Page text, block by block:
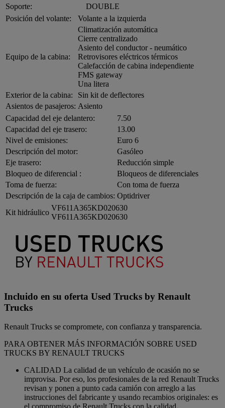
Soporte:
DOUBLE
Posición del volante:
Volante a la izquierda
Equipo de la cabina:
Climatización automática
Cierre centralizado
Asiento del conductor - neumático
Retrovisores eléctricos térmicos
Calefacción de cabina independiente
FMS gateway
Una litera
Exterior de la cabina:
Sin kit de deflectores
Asientos de pasajeros: Asiento
Capacidad del eje delantero:
7.50
Capacidad del eje trasero:
13.00
Nivel de emisiones:
Euro 6
Descripción del motor:
Gasóleo
Eje trasero:
Reducción simple
Bloqueo de diferencial :
Bloqueos de diferenciales
Toma de fuerza:
Con toma de fuerza
Descripción de la caja de cambios: Optidriver
Kit hidráulico
VF611A365KD020630
VF611A365KD020630
Incluido en su oferta Used Trucks by Renault
Trucks
Renault Trucks se compromete, con confianza y transparencia.
PARA OBTENER MÁS INFORMACIÓN SOBRE USED
TRUCKS BY RENAULT TRUCKS
CALIDAD La calidad de un vehículo de ocasión no se
improvisa. Por eso, los profesionales de la red Renault Trucks
revisan y ponen a punto cada camión con arreglo a las
instrucciones del fabricante y usando recambios originales: es